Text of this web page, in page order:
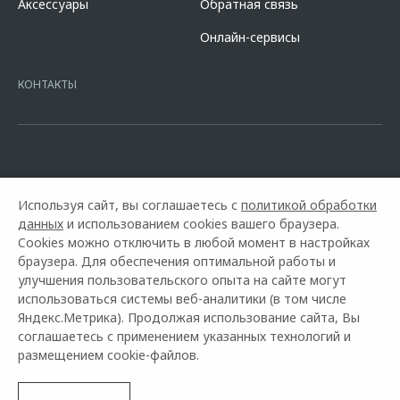
кредита в разделе «Кредит на покупку автомобиля у дилера» на
Кредит предоставляет АО Альфа-Банк. ИНН
16.01.2015. Предложение ограничено и не является публичной
Аксессуары
Обратная связь
Онлайн-сервисы
КОНТАКТЫ
Горячая линия OMODA: +7 (8452) 42-80-46
© 2026 Автомир Саратов
Используя сайт, вы соглашаетесь с политикой обработки
данных и использованием cookies вашего браузера.
Cookies можно отключить в любой момент в настройках
браузера. Для обеспечения оптимальной работы и
улучшения пользовательского опыта на сайте могут
использоваться системы веб-аналитики (в том числе
Яндекс.Метрика). Продолжая использование сайта, Вы
соглашаетесь с применением указанных технологий и
размещением cookie-файлов.